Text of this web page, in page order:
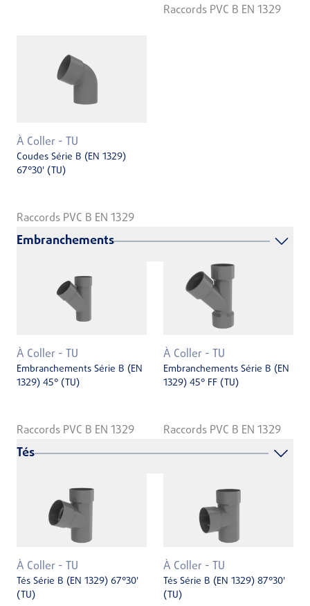
Raccords PVC B EN 1329
À Coller - TU
Coudes Série B (EN 1329)
67°30' (TU)
Raccords PVC B EN 1329
Embranchements
À Coller - TU
Embranchements Série B (EN
1329) 45° (TU)
Raccords PVC B EN 1329
À Coller - TU
Embranchements Série B (EN
1329) 45° FF (TU)
Raccords PVC B EN 1329
Tés
À Coller - TU
Tés Série B (EN 1329) 67°30'
(TU)
À Coller - TU
Tés Série B (EN 1329) 87°30'
(TU)